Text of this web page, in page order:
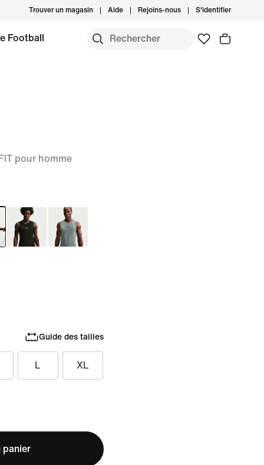
Trouver un magasin Aide Rejoins-nous S'identifier
Football
pour homme
Guide des tailles
L XL
panier